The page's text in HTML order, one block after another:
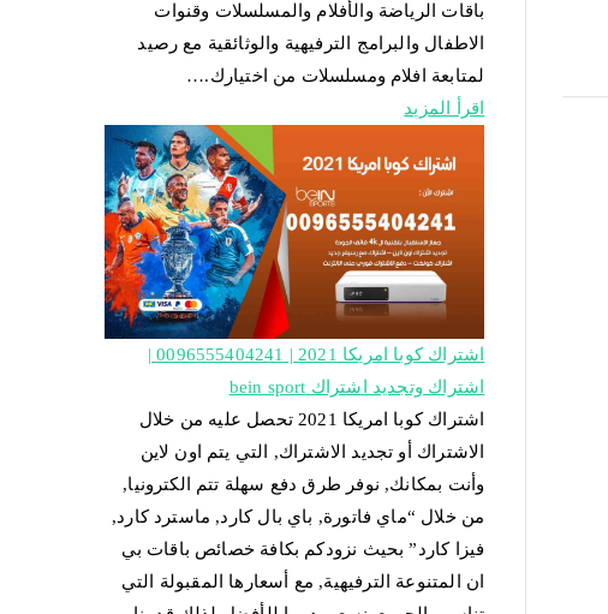
باقات الرياضة والأفلام والمسلسلات وقنوات
الاطفال والبرامج الترفيهية والوثائقية مع رصيد
لمتابعة افلام ومسلسلات من اختيارك.…
اقرأ المزيد
اشتراك كوبا امريكا 2021 | 0096555404241 |
اشتراك وتجديد اشتراك bein sport
اشتراك كوبا امريكا 2021 تحصل عليه من خلال
الاشتراك أو تجديد الاشتراك, التي يتم اون لاين
وأنت بمكانك, نوفر طرق دفع سهلة تتم الكترونيا,
من خلال “ماي فاتورة, باي بال كارد, ماسترد كارد,
فيزا كارد” بحيث نزودكم بكافة خصائص باقات بي
ان المتنوعة الترفيهية, مع أسعارها المقبولة التي